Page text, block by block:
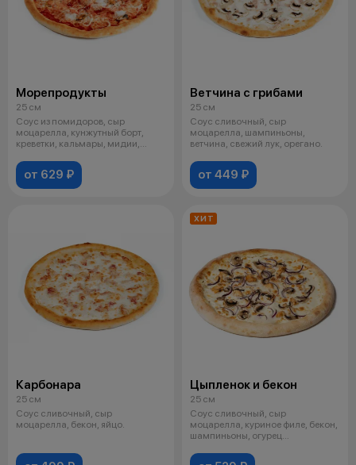
Морепродукты
25 см
Соус из помидоров, сыр
моцарелла, кунжутный борт,
креветки, кальмары, мидии,
от 629 ₽
Ветчина с грибами
25 см
Соус сливочный, сыр
моцарелла, шампиньоны,
ветчина, свежий лук, орегано.
от 449 ₽
Карбонара
25 см
Соус сливочный, сыр
моцарелла, бекон, яйцо.
ХИТ
Цыпленок и бекон
25 см
Соус сливочный, сыр
моцарелла, куриное филе, бекон,
шампиньоны, огурец